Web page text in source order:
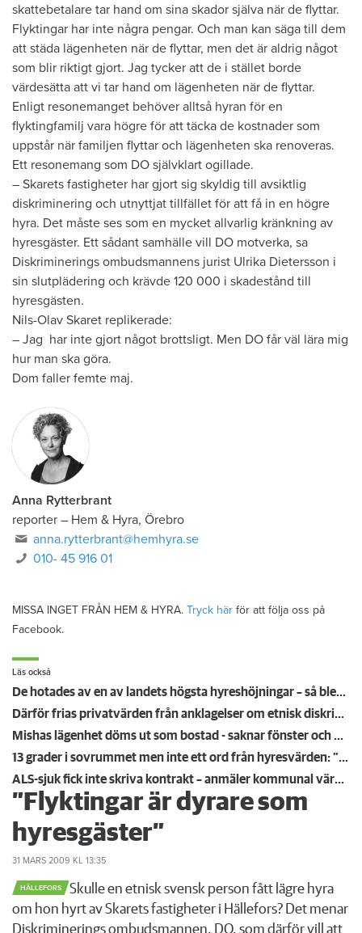
skattebetalare tar hand om sina skador själva när de flyttar.
Flyktingar har inte några pengar. Och man kan säga till dem
att städa lägenheten när de flyttar, men det är aldrig något
som blir riktigt gjort. Jag tycker att de i stället borde
värdesätta att vi tar hand om lägenheten när de flyttar.
Enligt resonemanget behöver alltså hyran för en
flyktingfamilj vara högre för att täcka de kostnader som
uppstår när familjen flyttar och lägenheten ska renoveras.
Ett resonemang som DO självklart ogillade.
– Skarets fastigheter har gjort sig skyldig till avsiktlig
diskriminering och utnyttjat tillfället för att få in en högre
hyra. Det måste ses som en mycket allvarlig kränkning av
hyresgäster. Ett sådant samhälle vill DO motverka, sa
Diskriminerings ombudsmannens jurist Ulrika Dietersson i
sin slutplädering och krävde 120 000 i skadestånd till
hyresgästen.
Nils-Olav Skaret replikerade:
– Jag har inte gjort något brottsligt. Men DO får väl lära mig
hur man ska göra.
Dom faller femte maj.
Anna Rytterbrant
reporter – Hem & Hyra, Örebro
anna.rytterbrant@hemhyra.se
010- 45 916 01
MISSA INGET FRÅN HEM & HYRA. Tryck här för att följa oss på
Facebook.
Läs också
De hotades av en av landets högsta hyreshöjningar – så blev det
Därför frias privatvärden från anklagelser om etnisk diskriminering
Mishas lägenhet döms ut som bostad - saknar fönster och varmvatten: "Det är ren tortyr"
13 grader i sovrummet men inte ett ord från hyresvärden: ”Helt otroligt alltså"
ALS-sjuk fick inte skriva kontrakt – anmäler kommunal värd för diskriminering: "Orättvist"
”Flyktingar är dyrare som
hyresgäster”
31 MARS 2009 KL 13:35
HÄLLEFORS
​Skulle en etnisk svensk person fått lägre hyra
om hon hyrt av Skarets fastigheter i Hällefors? Det menar
Diskriminerings ombudsmannen, DO, som därför vill att